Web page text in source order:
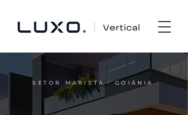
SETOR MARISTA • GOIÂNIA